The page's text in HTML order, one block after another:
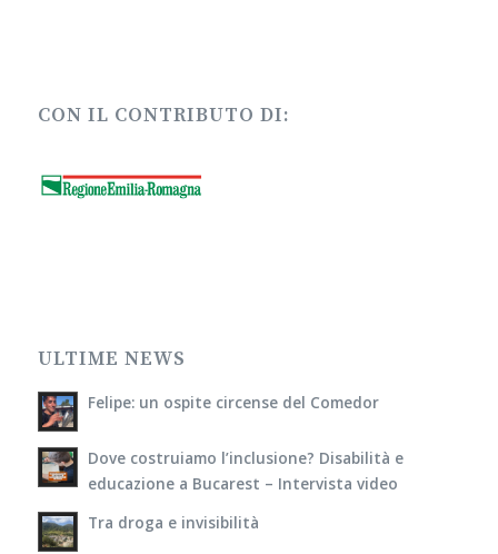
CON IL CONTRIBUTO DI:
ULTIME NEWS
Felipe: un ospite circense del Comedor
Dove costruiamo l’inclusione? Disabilità e
educazione a Bucarest – Intervista video
Tra droga e invisibilità